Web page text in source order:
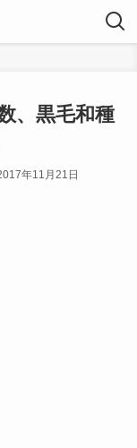
、黒毛和種
年11月21日